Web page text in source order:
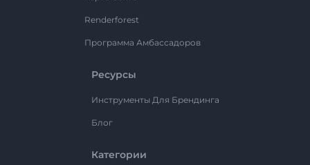
Renderforest
Программа Амбассадоров
Ресурсы
Инструменты Для Брендинга
Блог
Категории